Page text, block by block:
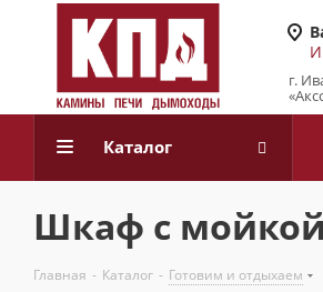
г.
Каталог
Шкаф с мойкой
Главная - Каталог - Готовим и отдыхаем